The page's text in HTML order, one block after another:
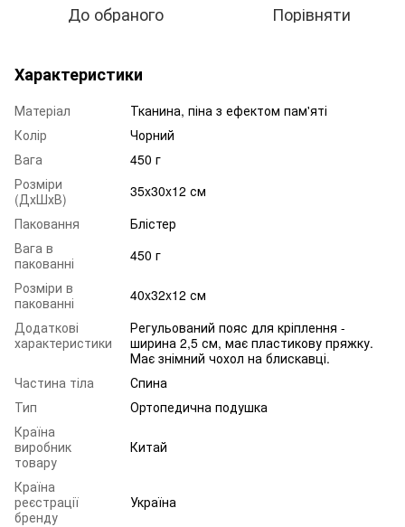
До обраного Порівняти
Характеристики
Матеріал
Тканина, піна з ефектом пам'яті
Колір
Чорний
Вага
450 г
Розміри
(ДхШхВ)
35x30x12 см
Паковання
Блістер
Вага в
пакованні
450 г
Розміри в
пакованні
40x32x12 см
Додаткові
характеристики
Регульований пояс для кріплення -
ширина 2,5 см, має пластикову пряжку.
Має знімний чохол на блискавці.
Частина тіла
Спина
Тип
Ортопедична подушка
Країна
виробник
товару
Китай
Країна
реєстрації
бренду
Україна